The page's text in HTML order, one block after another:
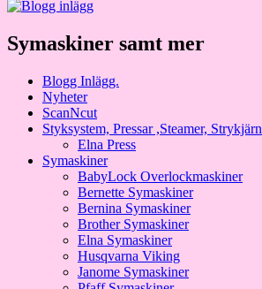
Symaskiner samt mer
Blogg Inlägg.
Nyheter
ScanNcut
Styksystem, Pressar ,Steamer, Strykjärn
Elna Press
Symaskiner
BabyLock Overlockmaskiner
Bernette Symaskiner
Bernina Symaskiner
Brother Symaskiner
Elna Symaskiner
Husqvarna Viking
Janome Symaskiner